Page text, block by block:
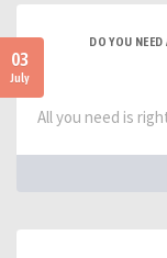
03
July
DO YOU
All you need is